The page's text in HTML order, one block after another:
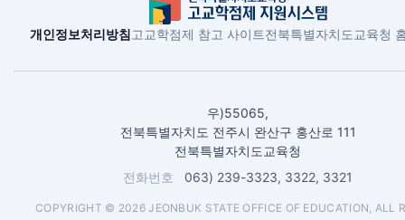
개인정보처리방침고교학점제 참고 사이트전북특별자치도교육청
우)55065,
전북특별자치도 전주시 완산구 홍산로 111
전북특별자치도교육청
전화번호
063) 239-3323, 3322, 3321
COPYRIGHT © 2026 JEONBUK STATE OFFICE OF EDUCATION, ALL